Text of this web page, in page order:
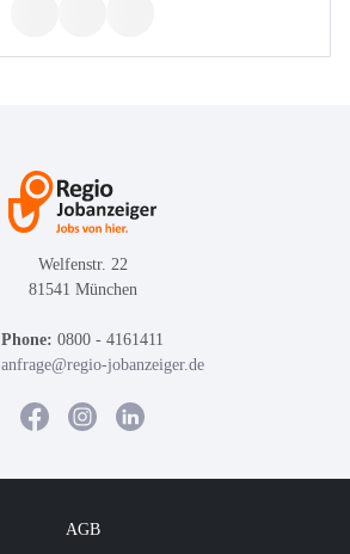
Welfenstr. 22
81541 München
Phone: 0800 - 4161411
anfrage@regio-jobanzeiger.de
AGB